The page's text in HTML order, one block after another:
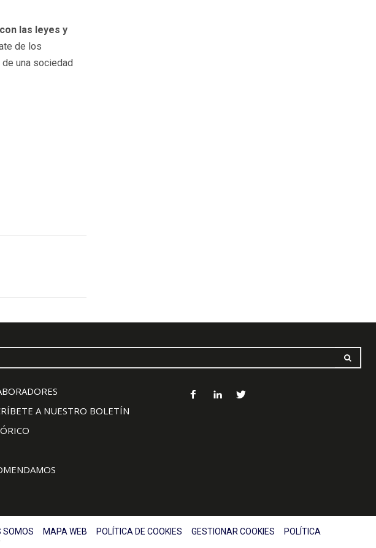
las leyes y
de los
una sociedad
A NUESTRO BOLETÍN
SOMOS MAPA WEB POLÍTICA DE COOKIES GESTIONAR COOKIES
POLÍTICA